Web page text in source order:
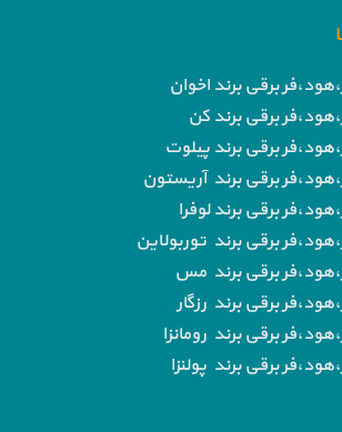
برقی برند اخوان
برقی برند کن
برقی برند پیلوت
برقی برند آریستون
برقی برند لوفرا
برقی برند توربولاین
برقی برند مس
برقی برند رزگار
برقی برند رومانزا
برقی برند پولنزا